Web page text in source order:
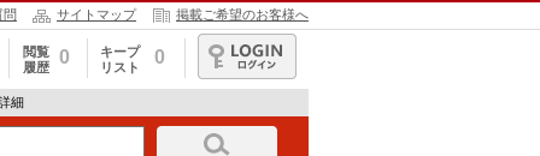
問 サイトマップ 掲載ご希望のお客様へ
閲覧
履歴
0
キープ
リスト
0
ログイン
細